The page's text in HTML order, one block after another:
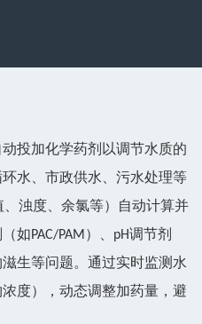
投加化学药剂以调节水质的
水、市政供水、污水处理等
浊度、余氯等）自动计算并
如PAC/PAM）、pH调节剂
生等问题。通过实时监测水
度），动态调整加药量，避